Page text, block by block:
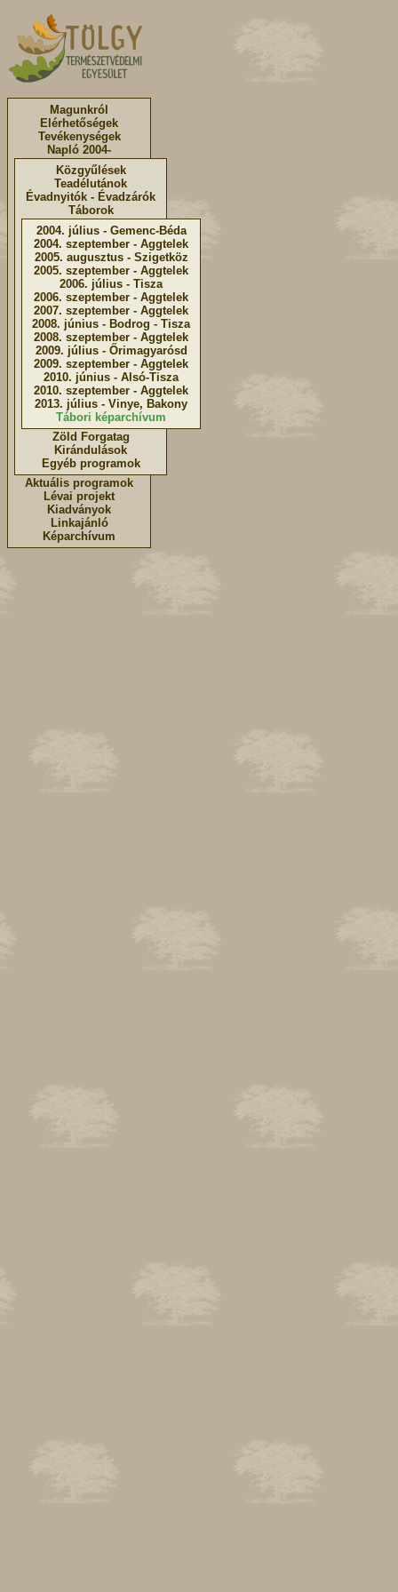
Magunkról
Elérhetőségek
Tevékenységek
Napló 2004-
Aktuális programok
Lévai projekt
Kiadványok
Linkajánló
Képarchívum
Közgyűlések
Teadélutánok
Évadnyitók - Évadzárók
Táborok
Zöld Forgatag
Kirándulások
Egyéb programok
2004. július - Gemenc-Béda
2004. szeptember - Aggtelek
2005. augusztus - Szigetköz
2005. szeptember - Aggtelek
2006. július - Tisza
2006. szeptember - Aggtelek
2007. szeptember - Aggtelek
2008. június - Bodrog - Tisza
2008. szeptember - Aggtelek
2009. július - Őrimagyarósd
2009. szeptember - Aggtelek
2010. június - Alsó-Tisza
2010. szeptember - Aggtelek
2013. július - Vinye, Bakony
Tábori képarchívum